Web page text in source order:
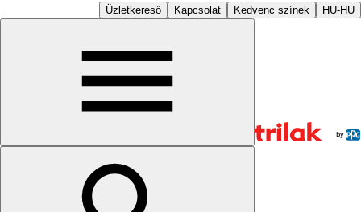
Üzletkereső Kapcsolat Kedvenc színek HU-HU